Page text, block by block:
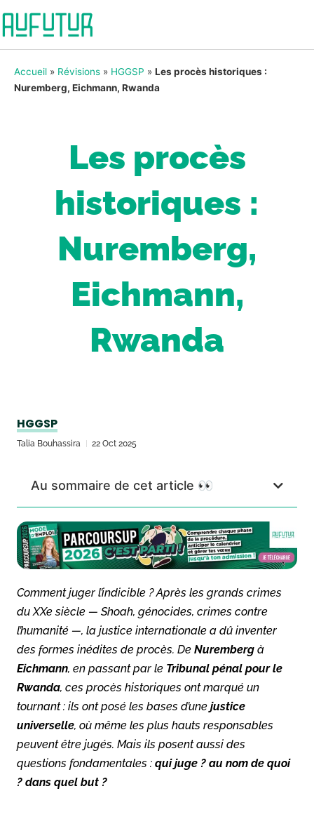
Accueil » Révisions » HGGSP » Les procès historiques :
Nuremberg, Eichmann, Rwanda
Les procès
historiques :
Nuremberg,
Eichmann,
Rwanda
HGGSP
Talia Bouhassira 22 Oct 2025
Au sommaire de cet article 👀
Comment juger l’indicible ? Après les grands crimes
du XXe siècle — Shoah, génocides, crimes contre
l’humanité —, la justice internationale a dû inventer
des formes inédites de procès. De Nuremberg à
Eichmann, en passant par le Tribunal pénal pour le
Rwanda, ces procès historiques ont marqué un
tournant : ils ont posé les bases d’une justice
universelle, où même les plus hauts responsables
peuvent être jugés. Mais ils posent aussi des
questions fondamentales : qui juge ? au nom de quoi
? dans quel but ?